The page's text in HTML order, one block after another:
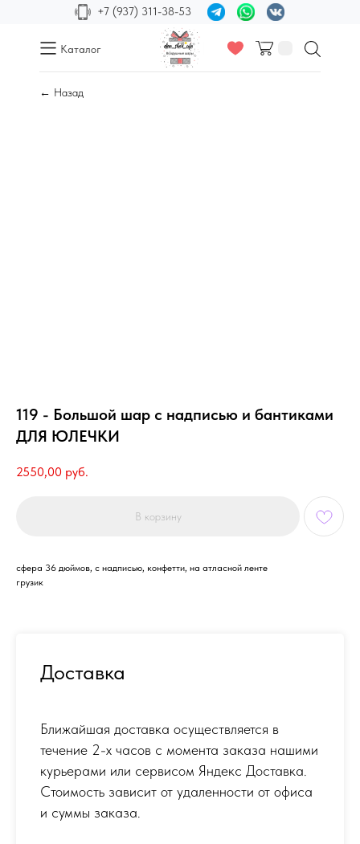
+7 (937) 311-38-53
Каталог
← Назад
119 - Большой шар с надписью и бантиками
ДЛЯ ЮЛЕЧКИ
2550,00 руб.
В корзину
сфера 36 дюймов, с надписью, конфетти, на атласной ленте
грузик
Доставка
Ближайшая доставка осуществляется в
течение 2-х часов с момента заказа нашими
курьерами или сервисом Яндекс Доставка.
Стоимость зависит от удаленности от офиса
и суммы заказа.